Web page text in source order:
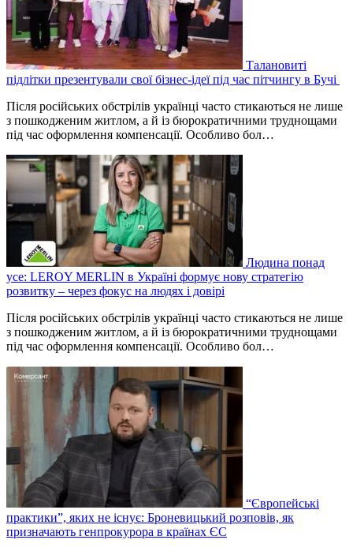
Талановиті
підлітки презентували свої бізнес-ідеї під час пітчингу в Бучі
Після російських обстрілів українці часто стикаються не лише
з пошкодженим житлом, а й із бюрократичними труднощами
під час оформлення компенсації. Особливо бол…
Людина понад
усе: LEROY MERLIN в Україні формує нову стратегію
розвитку – через фокус на людях і довірі
Після російських обстрілів українці часто стикаються не лише
з пошкодженим житлом, а й із бюрократичними труднощами
під час оформлення компенсації. Особливо бол…
“Європейські
практики”, яких не існує: Броневицький розповів, як
призначають генпрокурора в країнах ЄС